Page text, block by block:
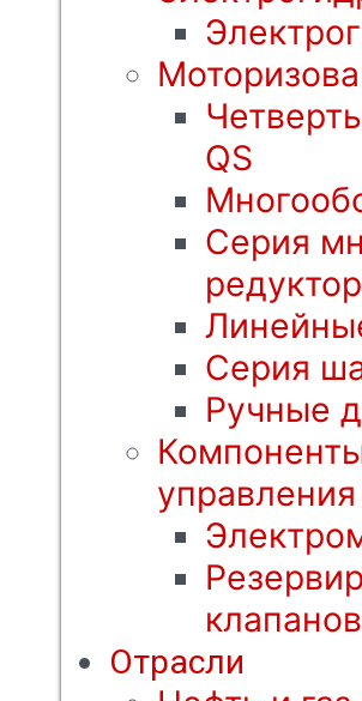
QS
Серия
Серия
Ручные
клапанов
Отрасли